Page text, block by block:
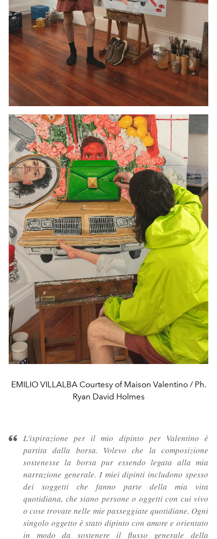
EMILIO VILLALBA Courtesy of Maison Valentino / Ph.
Ryan David Holmes
L'ispirazione per il mio dipinto per Valentino è
partita dalla borsa. Volevo che la composizione
sostenesse la borsa pur essendo legata alla mia
narrazione generale. I miei dipinti includono spesso
dei soggetti che fanno parte della mia vita
quotidiana, che siano persone o oggetti con cui vivo
o cose trovate nelle mie passeggiate quotidiane. Ogni
singolo oggetto è stato dipinto con amore e orientato
in modo da sostenere il flusso generale della